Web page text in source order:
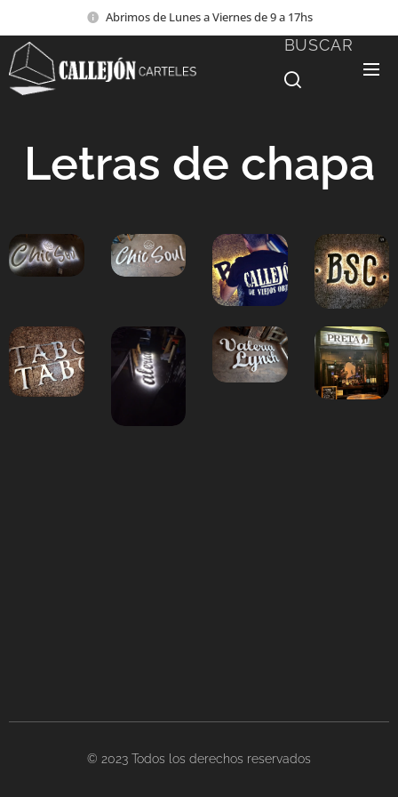
Abrimos de Lunes a Viernes de 9 a 17hs
BUSCAR
Letras de chapa
© 2023 Todos los derechos reservados